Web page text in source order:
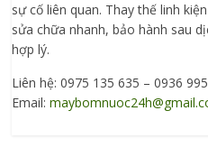
sự cố liên quan. Thay thế linh
sửa chữa nhanh, bảo hành sau
hợp lý.
Liên hệ: 0975 135 635 – 0936
Email: